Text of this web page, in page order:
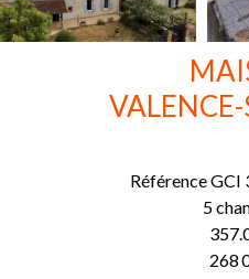
RéférenceGCI
5
268